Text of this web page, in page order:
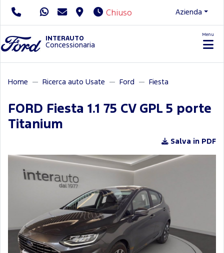
Chiuso Azienda
INTERAUTO
Concessionaria
Menu
Home Ricerca auto Usate Ford Fiesta
FORD Fiesta 1.1 75 CV GPL 5 porte
Titanium
Salva in PDF